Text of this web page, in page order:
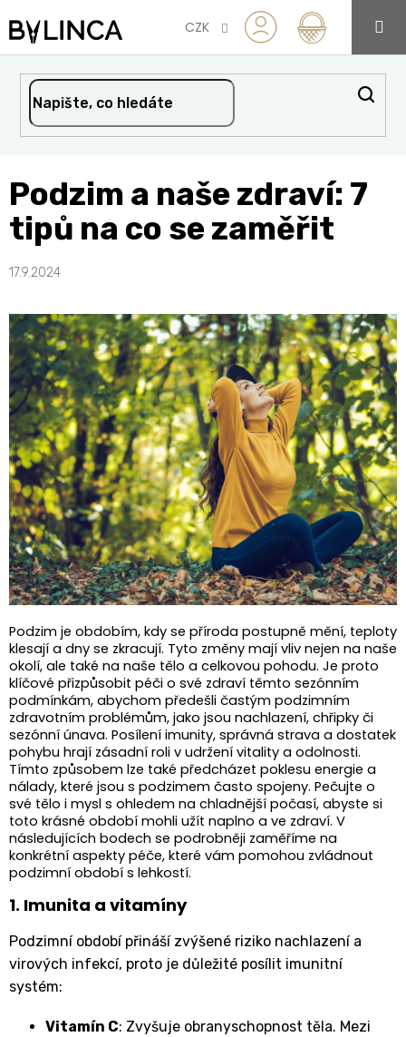
na
obsah
CZK
Podzim a naše zdraví: 7
tipů na co se zaměřit
17.9.2024
Podzim je obdobím, kdy se příroda postupně mění, teploty
klesají a dny se zkracují. Tyto změny mají vliv nejen na naše
okolí, ale také na naše tělo a celkovou pohodu. Je proto
klíčové přizpůsobit péči o své zdraví těmto sezónním
podmínkám, abychom předešli častým podzimním
zdravotním problémům, jako jsou nachlazení, chřipky či
sezónní únava. Posílení imunity, správná strava a dostatek
pohybu hrají zásadní roli v udržení vitality a odolnosti.
Tímto způsobem lze také předcházet poklesu energie a
nálady, které jsou s podzimem často spojeny. Pečujte o
své tělo i mysl s ohledem na chladnější počasí, abyste si
toto krásné období mohli užít naplno a ve zdraví. V
následujících bodech se podrobněji zaměříme na
konkrétní aspekty péče, které vám pomohou zvládnout
podzimní období s lehkostí.
1. Imunita a vitamíny
Podzimní období přináší zvýšené riziko nachlazení a
virových infekcí, proto je důležité posílit imunitní
systém:
Vitamín C: Zvyšuje obranyschopnost těla. Mezi